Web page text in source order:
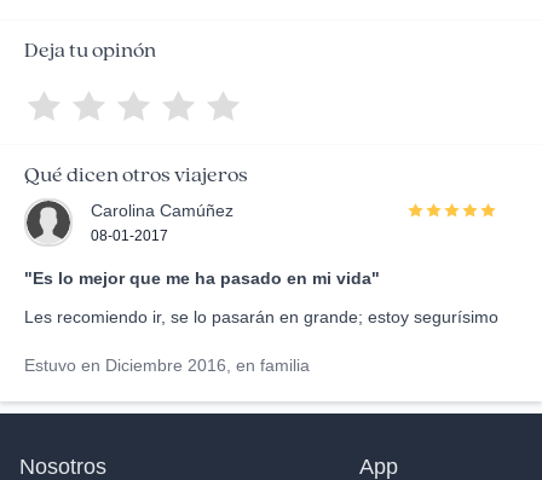
Deja tu opinón
Qué dicen otros viajeros
Carolina Camúñez
08-01-2017
"Es lo mejor que me ha pasado en mi vida"
Les recomiendo ir, se lo pasarán en grande; estoy segurísimo
Estuvo en Diciembre 2016, en familia
Nosotros App